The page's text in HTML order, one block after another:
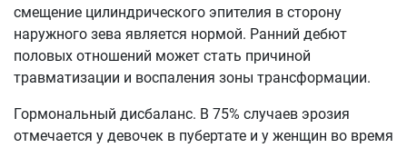
смещение цилиндрического эпителия в сторону
наружного зева является нормой. Ранний дебют
половых отношений может стать причиной
травматизации и воспаления зоны трансформации.
Гормональный дисбаланс. В 75% случаев эрозия
отмечается у девочек в пубертате и у женщин во время